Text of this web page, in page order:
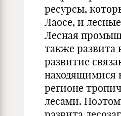
ресурсы,
Лаосе, и
Лесная
также развита
развитие
находящимися
регионе
лесами.